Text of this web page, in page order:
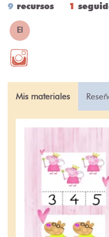
9 recursos 1
EI
Mis materiales